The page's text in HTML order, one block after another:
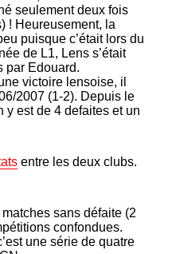
seulement deux fois
! Heureusement, la
puisque c’était lors du
de L1, Lens s’était
par Edouard.
victoire lensoise, il
2007 (1-2). Depuis le
y est de 4 defaites et un
entre les deux clubs.
sans défaite (2
confondues.
une série de quatre